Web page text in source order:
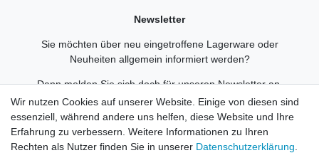
Newsletter
Sie möchten über neu eingetroffene Lagerware oder
Neuheiten allgemein informiert werden?
Dann melden Sie sich doch für unseren Newsletter an.
Den Link finden Sie nachfolgend:
Newsletteranmeldung!
Wir nutzen Cookies auf unserer Website. Einige von diesen sind
essenziell, während andere uns helfen, diese Website und Ihre
Erfahrung zu verbessern. Weitere Informationen zu Ihren
Rechten als Nutzer finden Sie in unserer Daten­schutz­erklärung